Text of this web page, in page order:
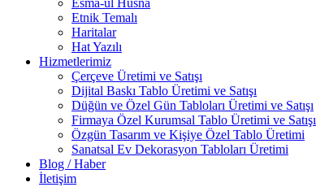
Esma-ul Hüsna
Etnik Temalı
Haritalar
Hat Yazılı
Hizmetlerimiz
Çerçeve Üretimi ve Satışı
Dijital Baskı Tablo Üretimi ve Satışı
Düğün ve Özel Gün Tabloları Üretimi ve Satışı
Firmaya Özel Kurumsal Tablo Üretimi ve Satışı
Özgün Tasarım ve Kişiye Özel Tablo Üretimi
Sanatsal Ev Dekorasyon Tabloları Üretimi
Blog / Haber
İletişim